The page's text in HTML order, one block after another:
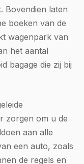
Bovendien laten
boeken van de
wagenpark van
het aantal
bagage die zij bij
zorgen om u de
aan alle
een auto, zoals
de regels en